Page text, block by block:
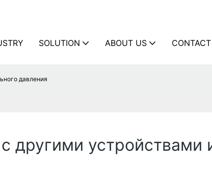
SOLUTION ABOUT US
давления
другими устройствами